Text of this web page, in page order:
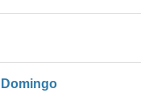
Domingo